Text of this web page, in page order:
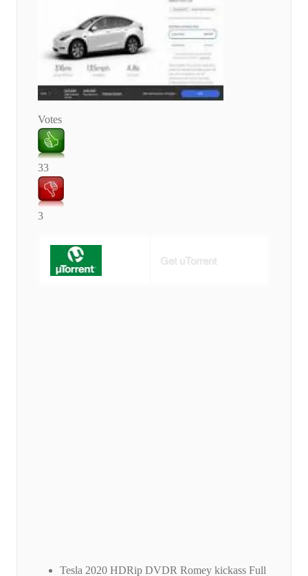
Votes
33
3
Get uTorrent
Tesla 2020 HDRip DVDR Romey kickass Full